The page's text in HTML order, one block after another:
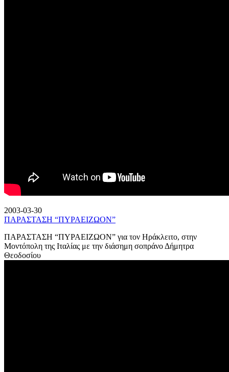
2003-03-30
ΠΑΡΑΣΤΑΣΗ “ΠΥΡΑΕΙΖΩΟΝ”
ΠΑΡΑΣΤΑΣΗ “ΠΥΡΑΕΙΖΩΟΝ” για τον Ηράκλειτο, στην
Μοντόπολη της Ιταλίας με την διάσημη σοπράνο Δήμητρα
Θεοδοσίου